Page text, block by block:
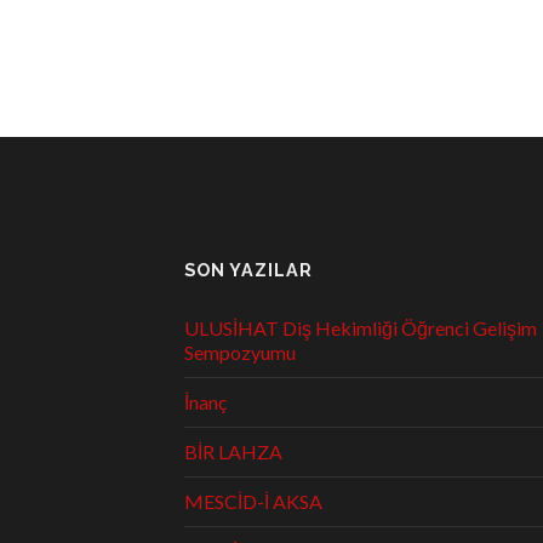
SON YAZILAR
ULUSİHAT Diş Hekimliği Öğrenci Gelişim
Sempozyumu
İnanç
BİR LAHZA
MESCİD-İ AKSA